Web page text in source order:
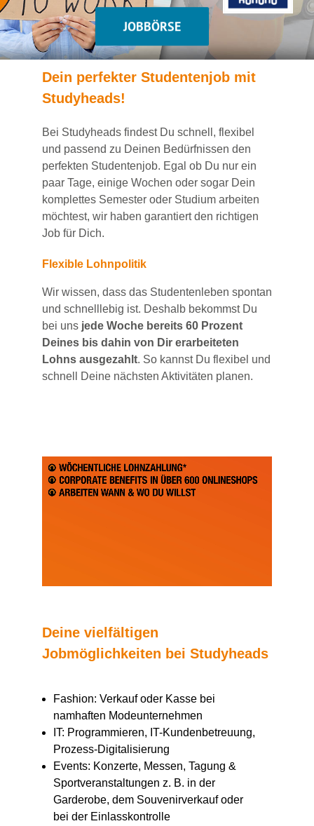
JOBBÖRSE
Dein perfekter Studentenjob mit
Studyheads!
Bei Studyheads findest Du schnell, flexibel
und passend zu Deinen Bedürfnissen den
perfekten Studentenjob. Egal ob Du nur ein
paar Tage, einige Wochen oder sogar Dein
komplettes Semester oder Studium arbeiten
möchtest, wir haben garantiertden richtigen
Job für Dich.
Flexible Lohnpolitik
Wir wissen, dass das Studentenleben spontan
und schnelllebig ist. Deshalb bekommst Du
bei uns jede Woche bereits 60 Prozent
Deines bis dahin von Dir erarbeiteten
Lohns ausgezahlt. So kannst Du flexibel und
schnell Deine nächsten Aktivitäten planen.
Deine vielfältigen
Jobmöglichkeiten bei Studyheads
Fashion: Verkauf oder Kasse bei
namhaften Modeunternehmen
IT: Programmieren, IT-Kundenbetreuung,
Prozess-Digitalisierung
Events: Konzerte, Messen, Tagung &
Sportveranstaltungen z. B. in der
Garderobe, dem Souvenirverkauf oder
bei der Einlasskontrolle